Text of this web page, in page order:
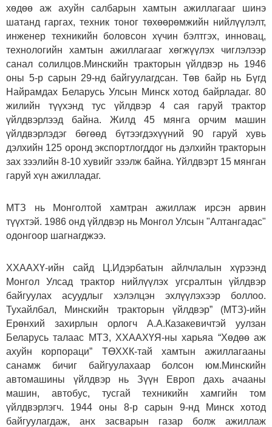
хөдөө аж ахуйн салбарын хамтын ажиллагааг шинэ
шатанд гаргах, техник тоног төхөөрөмжийн нийлүүлэлт,
инженер техникийн боловсон хүчин бэлтгэх, инновац,
технологийн хамтын ажиллагааг хөгжүүлэх чиглэлээр
санал солилцов.Минскийн тракторын үйлдвэр нь 1946
оны 5-р сарын 29-нд байгуулагдсан. Төв байр нь Бүгд
Найрамдах Беларусь Улсын Минск хотод байрладаг. 80
жилийн түүхэнд тус үйлдвэр 4 сая гаруй трактор
үйлдвэрлээд байна. Жилд 45 мянга орчим машин
үйлдвэрлэдэг бөгөөд бүтээгдэхүүний 90 гаруй хувь
дэлхийн 125 оронд экспортлогддог нь дэлхийн тракторын
зах зээлийн 8-10 хувийг эзэлж байна. Үйлдвэрт 15 мянган
гаруй хүн ажилладаг.
МТЗ нь Монголтой хамтран ажиллаж ирсэн арвин
түүхтэй. 1986 онд үйлдвэр нь Монгол Улсын "Алтангадас"
одонгоор шагнагджээ.
ХХААХҮ-ийн сайд Ц.Идэрбатын айлчлалын хүрээнд
Монгол Улсад трактор нийлүүлэх угсралтын үйлдвэр
байгуулах асуудлыг хэлэлцэн эхлүүлэхээр боллоо.
Тухайлбал, Минскийн тракторын үйлдвэр” (МТЗ)-ийн
Ерөнхий захирлын орлогч А.А.Казакевичтэй уулзан
Беларусь талаас МТЗ, ХХААХҮЯ-ны харьяа “Хөдөө аж
ахуйн корпораци” ТӨХХК-тай хамтын ажиллагааны
санамж бичиг байгуулахаар болсон юм.Минскийн
автомашины үйлдвэр нь Зүүн Европ дахь ачааны
машин, автобус, тусгай техникийн хамгийн том
үйлдвэрлэгч. 1944 оны 8-р сарын 9-нд Минск хотод
байгуулагдаж, анх засварын газар болж ажиллаж